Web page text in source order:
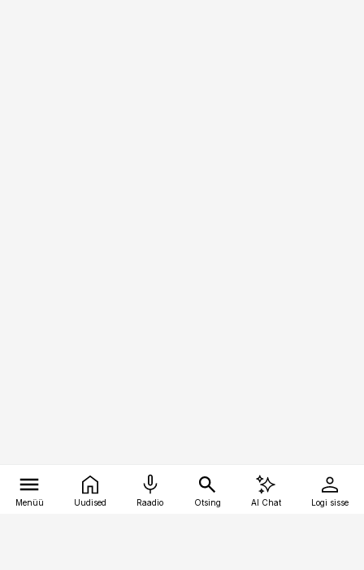
Menüü Uudised Raadio Otsing AI Chat Logi sisse